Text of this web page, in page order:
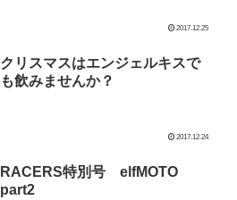
2017.12.25
クリスマスはエンジェルキスで
も飲みませんか？
2017.12.24
RACERS特別号 elfMOTO
part2